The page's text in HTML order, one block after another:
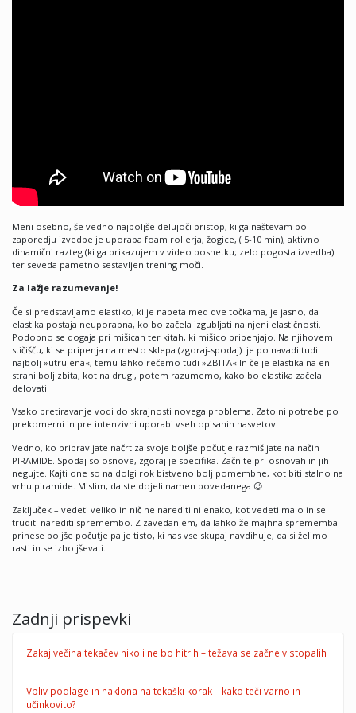
Meni osebno, še vedno najboljše delujoči pristop, ki ga naštevam po
zaporedju izvedbe je uporaba foam rollerja, žogice, ( 5-10 min), aktivno
dinamični razteg (ki ga prikazujem v video posnetku; zelo pogosta izvedba)
ter seveda pametno sestavljen trening moči.
Za lažje razumevanje!
Če si predstavljamo elastiko, ki je napeta med dve točkama, je jasno, da
elastika postaja neuporabna, ko bo začela izgubljati na njeni elastičnosti.
Podobno se dogaja pri mišicah ter kitah, ki mišico pripenjajo. Na njihovem
stičišču, ki se pripenja na mesto sklepa (zgoraj-spodaj) je po navadi tudi
najbolj »utrujena«, temu lahko rečemo tudi »ZBITA« In če je elastika na eni
strani bolj zbita, kot na drugi, potem razumemo, kako bo elastika začela
delovati.
Vsako pretiravanje vodi do skrajnosti novega problema. Zato ni potrebe po
prekomerni in pre intenzivni uporabi vseh opisanih nasvetov.
Vedno, ko pripravljate načrt za svoje boljše počutje razmišljate na način
PIRAMIDE. Spodaj so osnove, zgoraj je specifika. Začnite pri osnovah in jih
negujte. Kajti one so na dolgi rok bistveno bolj pomembne, kot biti stalno na
vrhu piramide. Mislim, da ste dojeli namen povedanega 😉
Zaključek – vedeti veliko in nič ne narediti ni enako, kot vedeti malo in se
truditi narediti spremembo. Z zavedanjem, da lahko že majhna sprememba
prinese boljše počutje pa je tisto, ki nas vse skupaj navdihuje, da si želimo
rasti in se izboljševati.
Zadnji prispevki
Zakaj večina tekačev nikoli ne bo hitrih – težava se začne v stopalih
Vpliv podlage in naklona na tekaški korak – kako teči varno in
učinkovito?